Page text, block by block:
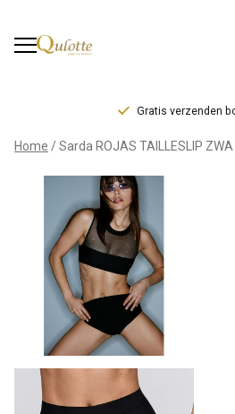
Gratis verzenden
Sarda
ROJAS
TAILLESLIP
ZWA
Qulotte
Home Sarda ROJAS TAILLESLIP ZWA